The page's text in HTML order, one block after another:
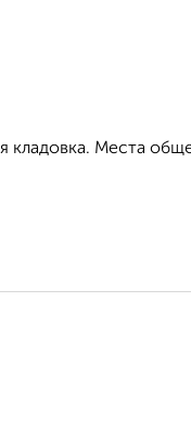
кладовка. Места